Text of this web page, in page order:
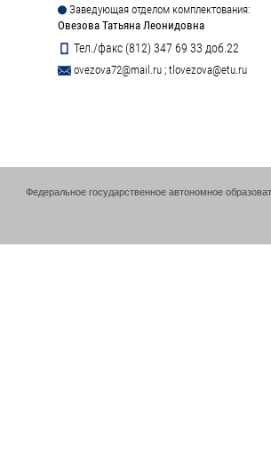
Заведующая отделом комплектования:
Овезова Татьяна Леонидовна
Тел./факс (812) 347 69 33 доб.22
ovezova72@mail.ru ; tlovezova@etu.ru
Федеральное государственное автономное